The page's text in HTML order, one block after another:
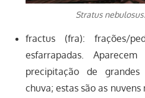
Stratus
fractus (fra): frações/
esfarrapadas.
precipitação de
chuva; estas são as